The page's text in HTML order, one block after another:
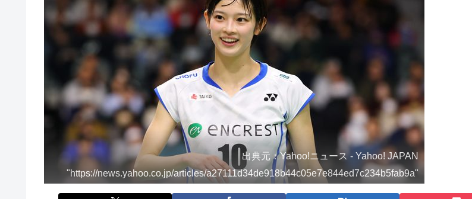
出典元：Yahoo!ニュース - Yahoo! JAPAN
"https://news.yahoo.co.jp/articles/a27111d34de918b44c05e7e844ed7c234b5fab9a"